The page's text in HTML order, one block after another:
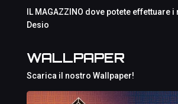
IL MAGAZZINO dove potete effettuare
Desio
WALLPAPER
Scarica il nostro Wallpaper!